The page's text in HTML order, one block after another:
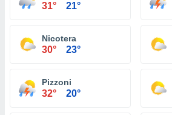
31° 21°
Nicotera
30° 23°
Pizzoni
32° 20°